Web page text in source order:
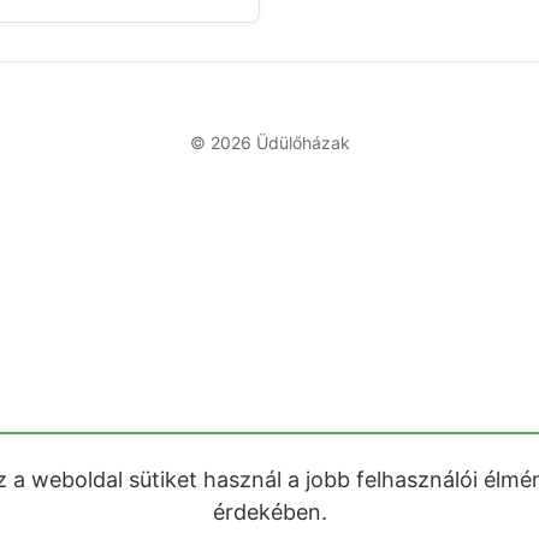
© 2026 Üdülőházak
a weboldal sütiket használ a jobb felhasználói
érdekében.